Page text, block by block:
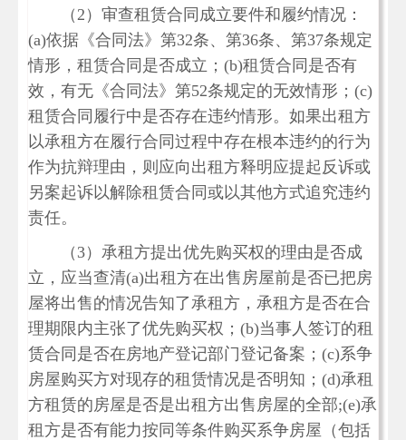
（2）审查租赁合同成立要件和履约情况：
(a)依据《合同法》第32条、第36条、第37条规定
情形，租赁合同是否成立；(b)租赁合同是否有
效，有无《合同法》第52条规定的无效情形；(c)
租赁合同履行中是否存在违约情形。如果出租方
以承租方在履行合同过程中存在根本违约的行为
作为抗辩理由，则应向出租方释明应提起反诉或
另案起诉以解除租赁合同或以其他方式追究违约
责任。
（3）承租方提出优先购买权的理由是否成
立，应当查清(a)出租方在出售房屋前是否已把房
屋将出售的情况告知了承租方，承租方是否在合
理期限内主张了优先购买权；(b)当事人签订的租
赁合同是否在房地产登记部门登记备案；(c)系争
房屋购买方对现存的租赁情况是否明知；(d)承租
方租赁的房屋是否是出租方出售房屋的全部;(e)承
租方是否有能力按同等条件购买系争房屋（包括